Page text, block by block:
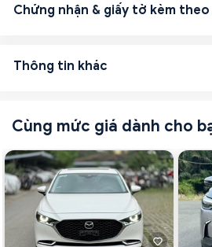
Chứng nhận & giấy tờ kèm theo
Thông tin khác
Cùng mức giá dành cho